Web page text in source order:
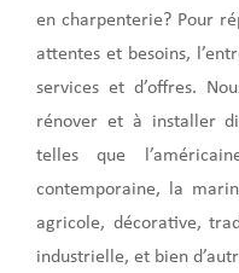
en charpenterie? Pour
attentes et besoins,
services et d’offres.
rénover et à installer
telles que
contemporaine, la
agricole, décorative,
industrielle, et bien